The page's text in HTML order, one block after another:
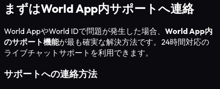
まずはWorld App内サポートへ連絡
World AppやWorld IDで問題が発生した場合、 World App内
のサポート機能が最も確実な解決方法です。24時間対応の
ライブチャットサポートを利用できます。
サポートへの連絡方法